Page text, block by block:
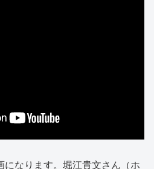
になります。堀江貴文さん（ホ